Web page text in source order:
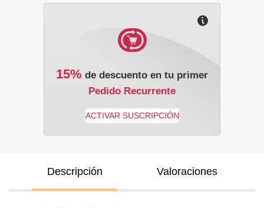
15% de descuento en tu primer
Pedido Recurrente
Descripción Valoraciones